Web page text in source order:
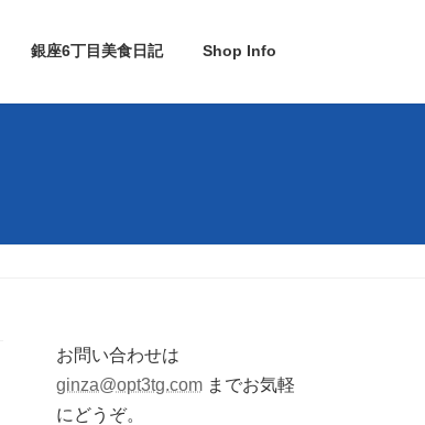
銀座6丁目美食日記 Shop Info
お問い合わせは
ginza@opt3tg.comまでお気軽
にどうぞ。